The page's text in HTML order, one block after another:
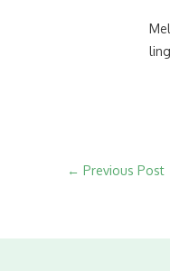
← Previous Post